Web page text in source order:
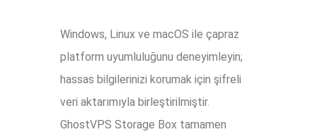
Windows, Linux ve macOS ile çapraz
platform uyumluluğunu deneyimleyin;
hassas bilgilerinizi korumak için şifreli
veri aktarımıyla birleştirilmiştir.
GhostVPS Storage Box tamamen